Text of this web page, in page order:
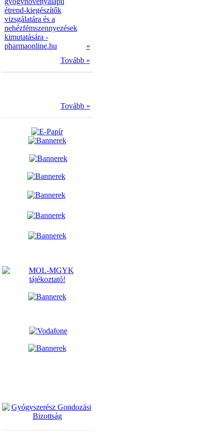
étrend-kiegészítők
vizsgálatára és a
nehézfémszennyezések
kimutatására -
pharmaonline.hu
»
Tovább »
Tovább »